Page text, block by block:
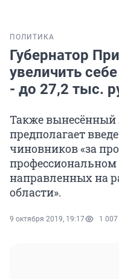
ПОЛИТИКА
Губернатор
увеличить
- до 27,2 тыс.
Также вынесённый
предполагает
чиновников «за
направленных на
области».
9 октября 2019, 19:17 1 007